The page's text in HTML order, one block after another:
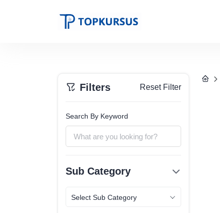
Filters Reset Filter
Search By Keyword
Sub Category
Select Sub Category